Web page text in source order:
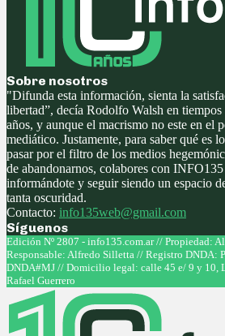
Sobre nosotros
"Difunda esta información, sienta la
libertad”, decía Rodolfo Walsh en tiempos
años, y aunque el macrismo no este en el
mediático. Justamente, para saber qué es
pasar por el filtro de los medios
de abandonarnos, colabores con
informándote y seguir siendo un espacio
tanta oscuridad.
Contacto: info135web@gmail.com
Síguenos
Facebook
Twitter
Instagram
Youtube
Edición Nº 2807 - info135.com.ar // Propiedad:
Responsable: Alfredo Silletta // Registro DNDA:
DNDA#MJ // Domicilio legal: calle 45 e/ 9 y 10,
Rafael Guerrero